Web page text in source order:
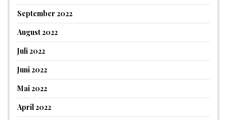
September 2022
August 2022
Juli 2022
Juni 2022
Mai 2022
April 2022